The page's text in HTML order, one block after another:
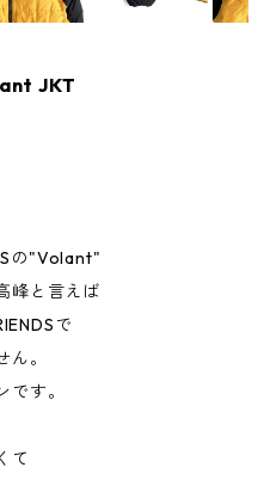
JKT
の"Volant"
峰と言えば
で
。
す。
て